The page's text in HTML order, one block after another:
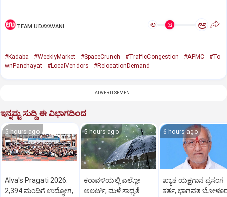
TEAM UDAYAVANI ಅ ಅ
#Kadaba #WeeklyMarket #SpaceCrunch #TrafficCongestion #APMC
#To
wnPanchayat
#LocalVendors #RelocationDemand
ADVERTISEMENT
ಇನ್ನಷ್ಟು ಸುದ್ದಿ ಈ ವಿಭಾಗದಿಂದ
5 hours ago
Alva's Pragati 2026:
2,394 ಮಂದಿಗೆ ಉದ್ಯೋಗ,
5 hours ago
ಕರಾವಳಿಯಲ್ಲಿ ಎಲ್ಲೋ
ಅಲರ್ಟ್‌; ಮಳೆ ಸಾಧ್ಯತೆ
6 hours ago
ಖ್ಯಾತ ಯಕ್ಷಗಾನ ಪ್ರಸಂಗ
ಕರ್ತ, ಭಾಗವತ